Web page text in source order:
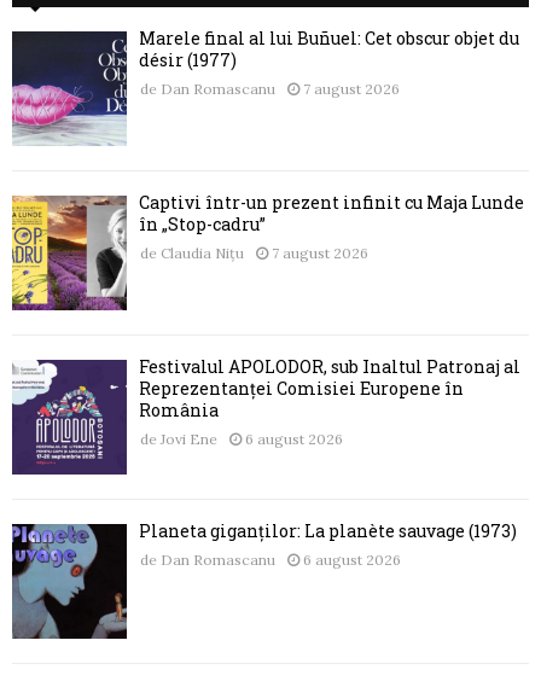
Marele final al lui Buñuel: Cet obscur objet du
désir (1977)
de Dan Romascanu 7 august 2026
Captivi într-un prezent infinit cu Maja Lunde
în „Stop-cadru”
de Claudia Nițu 7 august 2026
Festivalul APOLODOR, sub Înaltul Patronaj al
Reprezentanței Comisiei Europene în
România
de Jovi Ene 6 august 2026
Planeta giganților: La planète sauvage (1973)
de Dan Romascanu 6 august 2026